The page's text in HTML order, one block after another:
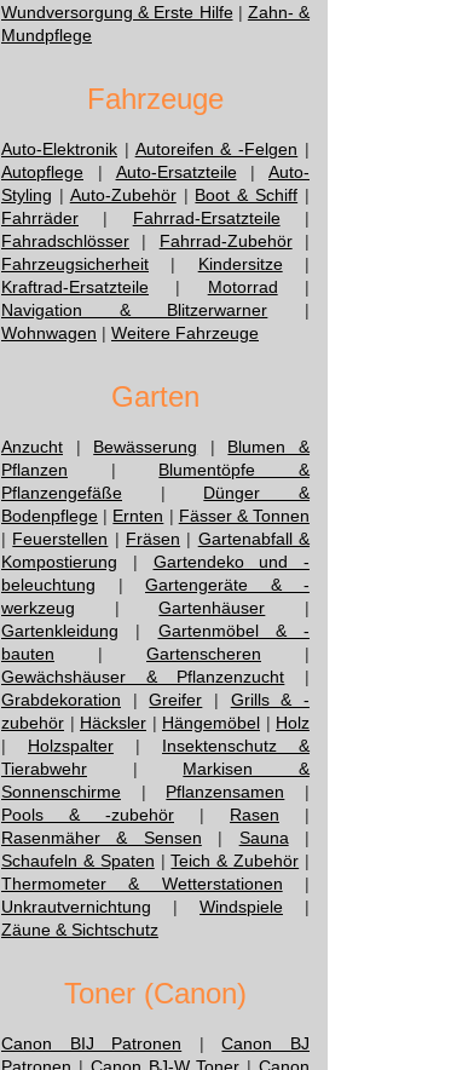
Wundversorgung & Erste Hilfe| Zahn- &
Mundpflege
Fahrzeuge
Auto-Elektronik | Autoreifen & -Felgen |
Autopflege | Auto-Ersatzteile| Auto-
Styling | Auto-Zubehör| Boot & Schiff |
Fahrräder | Fahrrad-Ersatzteile|
Fahradschlösser | Fahrrad-Zubehör|
Fahrzeugsicherheit | Kindersitze|
Kraftrad-Ersatzteile | Motorrad |
Navigation & Blitzerwarner |
Wohnwagen | Weitere Fahrzeuge
Garten
Anzucht | Bewässerung | Blumen &
Pflanzen | Blumentöpfe &
Pflanzengefäße | Dünger &
Bodenpflege | Ernten | Fässer & Tonnen
| Feuerstellen | Fräsen | Gartenabfall &
Kompostierung | Gartendeko und -
beleuchtung | Gartengeräte & -
werkzeug |Gartenhäuser |
Gartenkleidung | Gartenmöbel & -
bauten | Gartenscheren |
Gewächshäuser & Pflanzenzucht |
Grabdekoration |Greifer | Grills & -
zubehör | Häcksler | Hängemöbel | Holz
| Holzspalter | Insektenschutz &
Tierabwehr | Markisen &
Sonnenschirme | Pflanzensamen |
Pools & -zubehör | Rasen |
Rasenmäher & Sensen | Sauna |
Schaufeln & Spaten |Teich & Zubehör |
Thermometer & Wetterstationen |
Unkrautvernichtung | Windspiele |
Zäune & Sichtschutz
Toner (Canon)
Canon BIJ Patronen |Canon BJ